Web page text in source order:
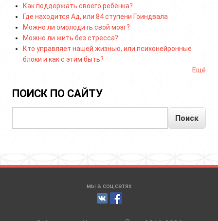
Как поддержать своего ребёнка?
Где находится Ад, или 84 ступени Гоиндвала
Можно ли омолодить свой мозг?
Можно ли жить без стресса?
Кто управляет нашей жизнью, или психонейронные
блоки и как с этим быть?
Ещё
ПОИСК ПО САЙТУ
мы в соц.сетях